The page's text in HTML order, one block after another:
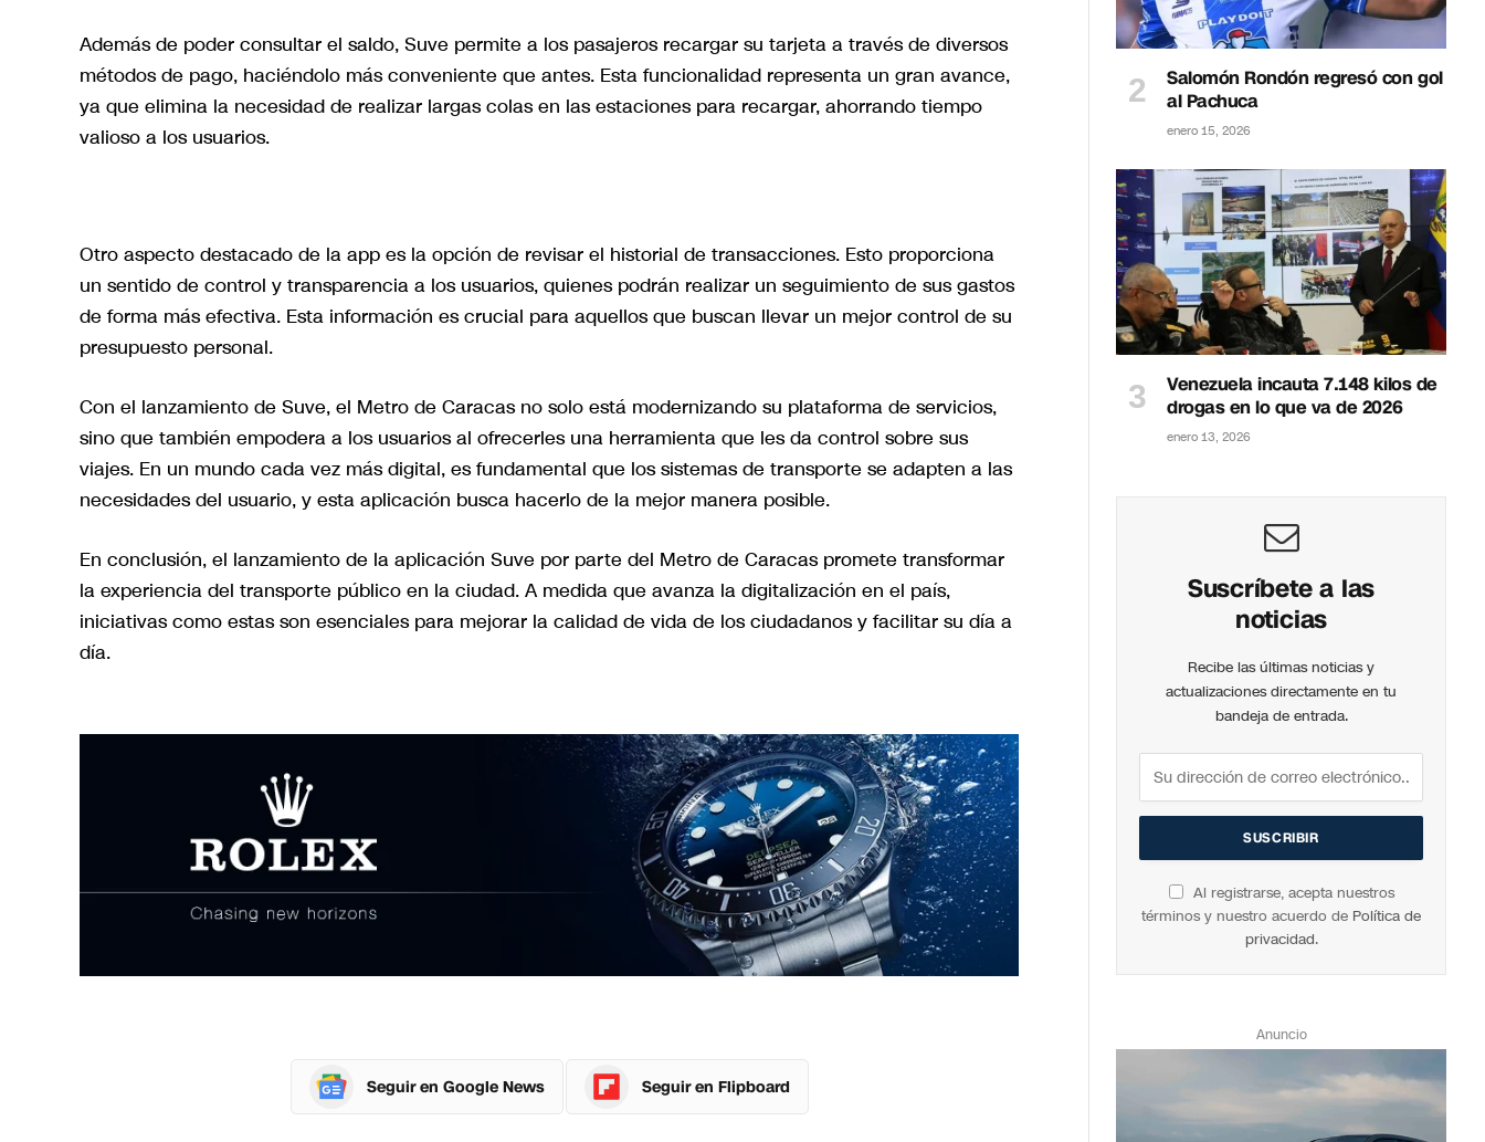
Además de poder consultar el saldo, Suve permite a los pasajeros recargar su tarjeta a través de diversos
métodos de pago, haciéndolo más conveniente que antes. Esta funcionalidad representa un gran avance,
ya que elimina la necesidad de realizar largas colas en las estaciones para recargar, ahorrando tiempo
valioso a los usuarios.
Otro aspecto destacado de la app es la opción de revisar el historial de transacciones. Esto proporciona
un sentido de control y transparencia a los usuarios, quienes podrán realizar un seguimiento de sus gastos
de forma más efectiva. Esta información es crucial para aquellos que buscan llevar un mejor control de su
presupuesto personal.
Con el lanzamiento de Suve, el Metro de Caracas no solo está modernizando su plataforma de servicios,
sino que también empodera a los usuarios al ofrecerles una herramienta que les da control sobre sus
viajes. En un mundo cada vez más digital, es fundamental que los sistemas de transporte se adapten a las
necesidades del usuario, y esta aplicación busca hacerlo de la mejor manera posible.
En conclusión, el lanzamiento de la aplicación Suve por parte del Metro de Caracas promete transformar
la experiencia del transporte público en la ciudad. A medida que avanza la digitalización en el país,
iniciativas como estas son esenciales para mejorar la calidad de vida de los ciudadanos y facilitar su día a
día.
Seguir en Google News Seguir en Flipboard
Salomón Rondón regresó con gol
al Pachuca
enero 15, 2026
Venezuela incauta 7.148 kilos de
drogas en lo que va de 2026
enero 13, 2026
Suscríbete a las
noticias
Recibe las últimas noticias y
actualizaciones directamente en tu
bandeja de entrada.
Al registrarse, acepta nuestros
términos y nuestro acuerdo de Política de
privacidad.
Anuncio